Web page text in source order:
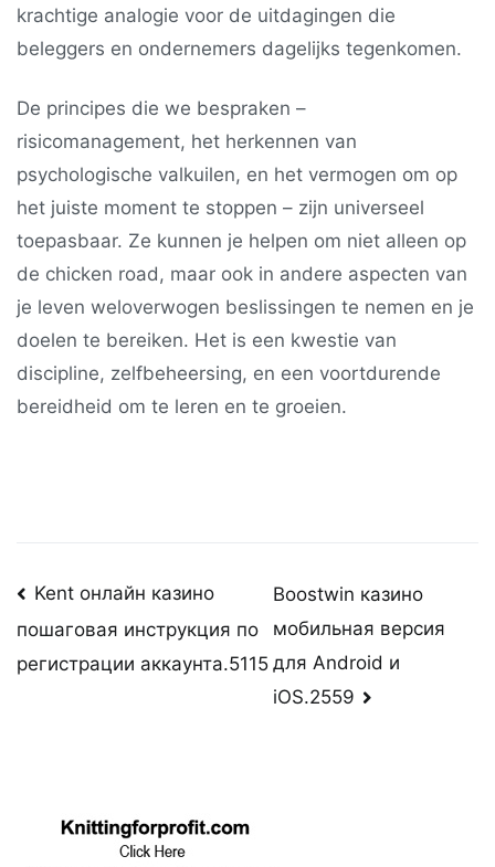
krachtige analogie voor de uitdagingen die
beleggers en ondernemers dagelijks tegenkomen.
De principes die we bespraken –
risicomanagement, het herkennen van
psychologische valkuilen, en het vermogen om op
het juiste moment te stoppen – zijn universeel
toepasbaar. Ze kunnen je helpen om niet alleen op
de chicken road , maar ook in andere aspecten van
je leven weloverwogen beslissingen te nemen en je
doelen te bereiken. Het is een kwestie van
discipline, zelfbeheersing, en een voortdurende
bereidheid om te leren en te groeien.
Post
navigation
Kent онлайн казино
пошаговая инструкция по
регистрации аккаунта.5115
Boostwin казино
мобильная версия
для Android и
iOS.2559